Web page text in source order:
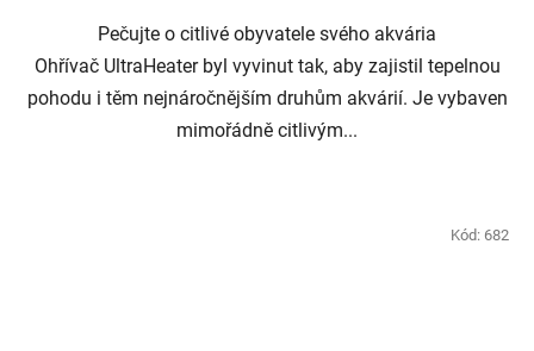
Pečujte o citlivé obyvatele svého akvária
Ohřívač UltraHeater byl vyvinut tak, aby zajistil tepelnou
pohodu i těm nejnáročnějším druhům akvárií. Je vybaven
mimořádně citlivým...
Kód: 682